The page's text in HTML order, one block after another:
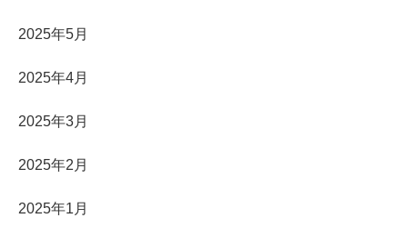
2025年5月
2025年4月
2025年3月
2025年2月
2025年1月